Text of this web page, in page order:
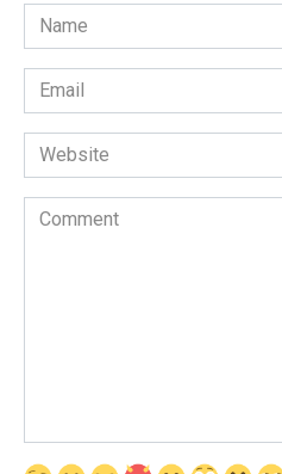
Name
*
Email
*
Website
Comment